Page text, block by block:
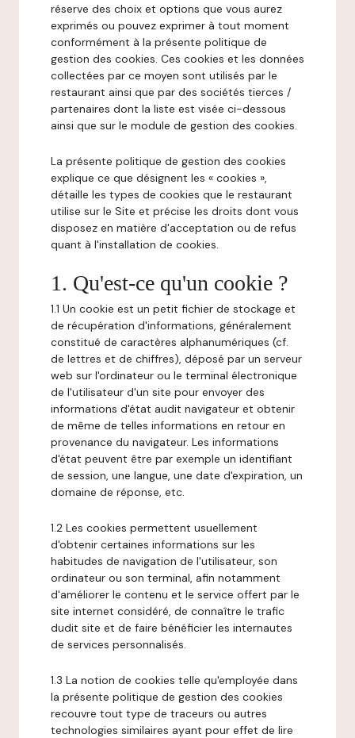
réserve des choix et options que vous aurez
exprimés ou pouvez exprimer à tout moment
conformément à la présente politique de
gestion des cookies. Ces cookies et les données
collectées par ce moyen sont utilisés par le
restaurant ainsi que par des sociétés tierces /
partenaires dont la liste est visée ci-dessous
ainsi que sur le module de gestion des cookies.
La présente politique de gestion des cookies
explique ce que désignent les « cookies »,
détaille les types de cookies que le restaurant
utilise sur le Site et précise les droits dont vous
disposez en matière d'acceptation ou de refus
quant à l'installation de cookies.
1. Qu'est-ce qu'un cookie ?
1.1 Un cookie est un petit fichier de stockage et
de récupération d'informations, généralement
constitué de caractères alphanumériques (cf.
de lettres et de chiffres), déposé par un serveur
web sur l'ordinateur ou le terminal électronique
de l'utilisateur d'un site pour envoyer des
informations d'état audit navigateur et obtenir
de même de telles informations en retour en
provenance du navigateur. Les informations
d'état peuvent être par exemple un identifiant
de session, une langue, une date d'expiration, un
domaine de réponse, etc.
1.2 Les cookies permettent usuellement
d'obtenir certaines informations sur les
habitudes de navigation de l'utilisateur, son
ordinateur ou son terminal, afin notamment
d'améliorer le contenu et le service offert par le
site internet considéré, de connaître le trafic
dudit site et de faire bénéficier les internautes
de services personnalisés.
1.3 La notion de cookies telle qu'employée dans
la présente politique de gestion des cookies
recouvre tout type de traceurs ou autres
technologies similaires ayant pour effet de lire